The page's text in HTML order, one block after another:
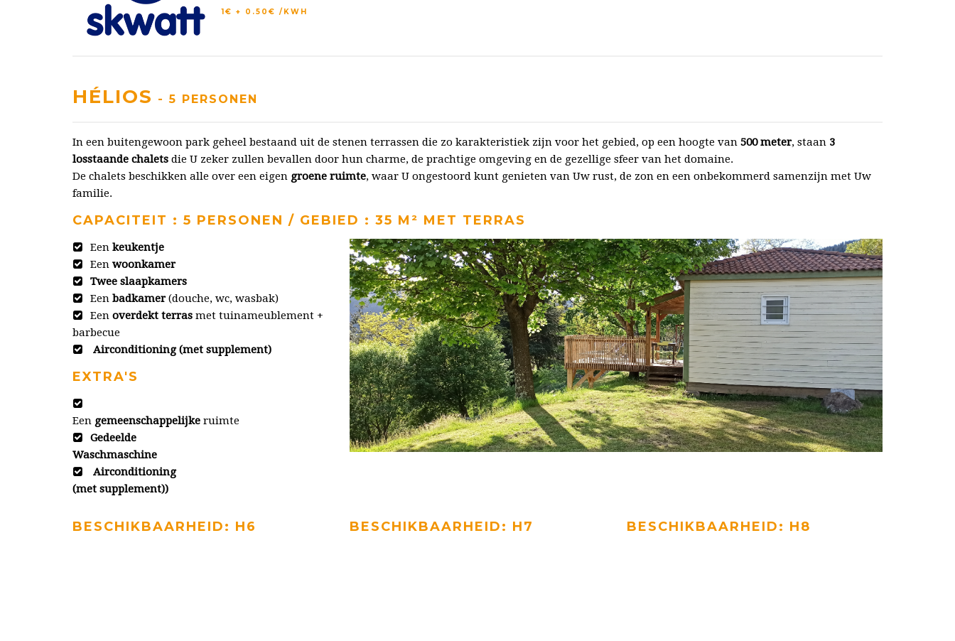
1€ + 0.50€ /KWH
HÉLIOS - 5 PERSONEN
In een buitengewoon park geheel bestaand uit de stenen terrassen die zo karakteristiek zijn voor het gebied, op een hoogte van 500 meter, staan 3
losstaande chalets die U zeker zullen bevallen door hun charme, de prachtige omgeving en de gezellige sfeer van het domaine.
De chalets beschikken alle over een eigen groene ruimte, waar U ongestoord kunt genieten van Uw rust, de zon en een onbekommerd samenzijn met Uw
familie.
CAPACITEIT : 5 PERSONEN / GEBIED : 35 M² MET TERRAS
Een keukentje
Een woonkamer
Twee slaapkamers
Een badkamer(douche, wc, wasbak)
Een overdekt terras met tuinameublement +
barbecue
Airconditioning (met supplement)
EXTRA'S
Een gemeenschappelijke ruimte
Gedeelde
Waschmaschine
Airconditioning
(met supplement))
BESCHIKBAARHEID: H6 BESCHIKBAARHEID: H7 BESCHIKBAARHEID: H8